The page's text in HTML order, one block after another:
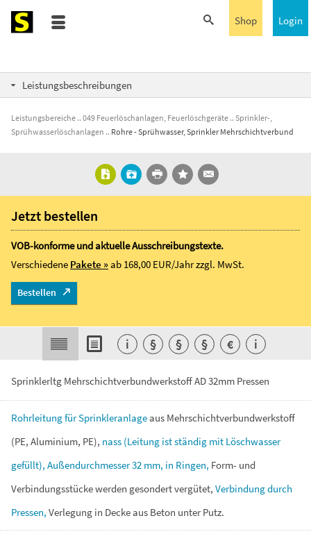
Login
Shop
Leistungsbeschreibungen
Leistungsbereiche 049 Feuerlöschanlagen, Feuerlöschgeräte
Sprinkler-,
Sprühwasserlöschanlagen
Rohre - Sprühwasser, Sprinkler Mehrschichtverbund
Sprinklerltg Mehrschichtverbundwerkstoff AD 32mm Pressen
RohrleitungfürSprinkleranlageaus Mehrschichtverbundwerkstoff
(PE, Aluminium, PE), nass (Leitung istständig mit Löschwasser
gefüllt), Außendurchmesser32 mm, in Ringen, Form- und
Verbindungsstückewerden gesondertvergütet, Verbindungdurch
Pressen, Verlegung in Deckeaus Beton unterPutz.
Jetzt bestellen
VOB-konforme und aktuelle Ausschreibungstexte.
Verschiedene Pakete »ab 168,00 EUR/Jahrzzgl. MwSt.
Bestellen
i § § § € i